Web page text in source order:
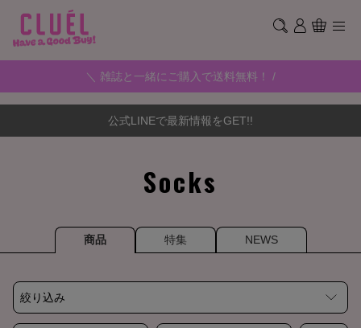
＼ 雑誌と一緒にご購入で送料無料！ /
公式LINEで最新情報をGET!!
Socks
商品 特集 NEWS
絞り込み